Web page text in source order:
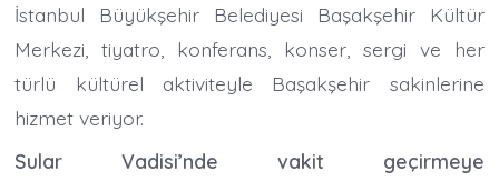
İstanbul Büyükşehir Belediyesi Başakşehir Kültür
Merkezi, tiyatro, konferans, konser, sergi ve her
türlü kültürel aktiviteyle Başakşehir sakinlerine
hizmet veriyor.
Sular Vadisi’nde vakit geçirmeye